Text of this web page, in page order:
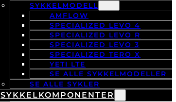
SYKKELMODELL
AMFLOW
SPECIALIZED LEVO 4
SPECIALIZED LEVO R
SPECIALIZED LEVO 3
SPECIALIZED TERO X
YETI LTE
SE ALLE SYKKELMODELLER
SE ALLE SYKLER
SYKKELKOMPONENTER